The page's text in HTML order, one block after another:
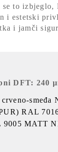
to
i estetski
i jamči
DFT: 240
smeđa
RAL
9005 MATT